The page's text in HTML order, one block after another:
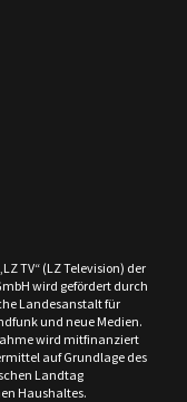
TV“ (LZ Television) der
wird gefördert durch
Landesanstalt für
und neue Medien.
wird mitfinanziert
auf Grundlage des
Landtag
Haushaltes.